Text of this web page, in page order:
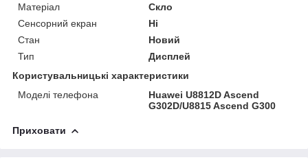
Матеріал
Скло
Сенсорний екран
Ні
Стан
Новий
Тип
Дисплей
Користувальницькі характеристики
Моделі телефона
Huawei U8812D Ascend
G302D/U8815 Ascend G300
Приховати